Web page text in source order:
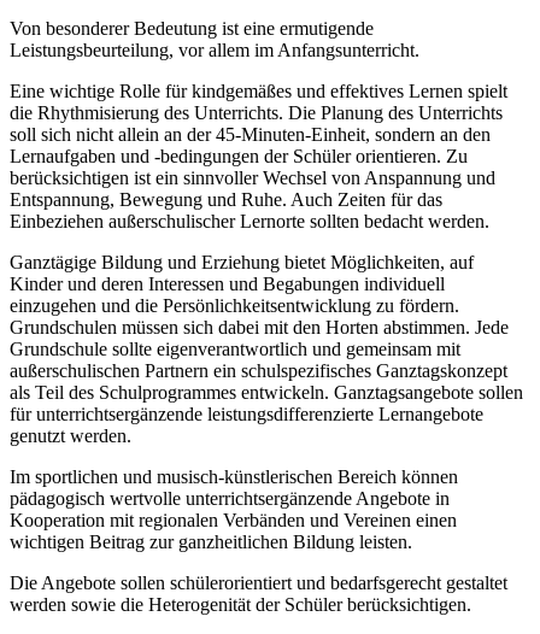
Von besonderer Bedeutung ist eine ermutigende
Leistungsbeurteilung, vor allem im Anfangsunterricht.
Eine wichtige Rolle für kindgemäßes und effektives Lernen spielt
die Rhythmisierung des Unterrichts. Die Planung des Unterrichts
soll sich nicht allein an der 45-Minuten-Einheit, sondern an den
Lernaufgaben und -bedingungen der Schüler orientieren. Zu
berücksichtigen ist ein sinnvoller Wechsel von Anspannung und
Entspannung, Bewegung und Ruhe. Auch Zeiten für das
Einbeziehen außerschulischer Lernorte sollten bedacht werden.
Ganztägige Bildung und Erziehung bietet Möglichkeiten, auf
Kinder und deren Interessen und Begabungen individuell
einzugehen und die Persönlichkeitsentwicklung zu fördern.
Grundschulen müssen sich dabei mit den Horten abstimmen. Jede
Grundschule sollte eigenverantwortlich und gemeinsam mit
außerschulischen Partnern ein schulspezifisches Ganztagskonzept
als Teil des Schulprogrammes entwickeln. Ganztagsangebote sollen
für unterrichtsergänzende leistungsdifferenzierte Lernangebote
genutzt werden.
Im sportlichen und musisch-künstlerischen Bereich können
pädagogisch wertvolle unterrichtsergänzende Angebote in
Kooperation mit regionalen Verbänden und Vereinen einen
wichtigen Beitrag zur ganzheitlichen Bildung leisten.
Die Angebote sollen schülerorientiert und bedarfsgerecht gestaltet
werden sowie die Heterogenität der Schüler berücksichtigen.